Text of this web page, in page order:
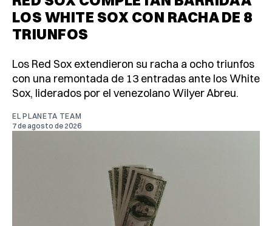
LOS WHITE SOX CON RACHA DE 8
TRIUNFOS
Los Red Sox extendieron su racha a ocho triunfos
con una remontada de 13 entradas ante los White
Sox, liderados por el venezolano Wilyer Abreu.
EL PLANETA TEAM
7 de agosto de 2026